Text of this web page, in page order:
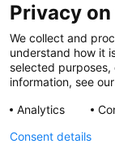
Pioniere in
Seit über 100
Leidenschaft
Bereiche der
Privacy
We collect and
understand how it
selected purposes,
information, see
Analytics
Consent details